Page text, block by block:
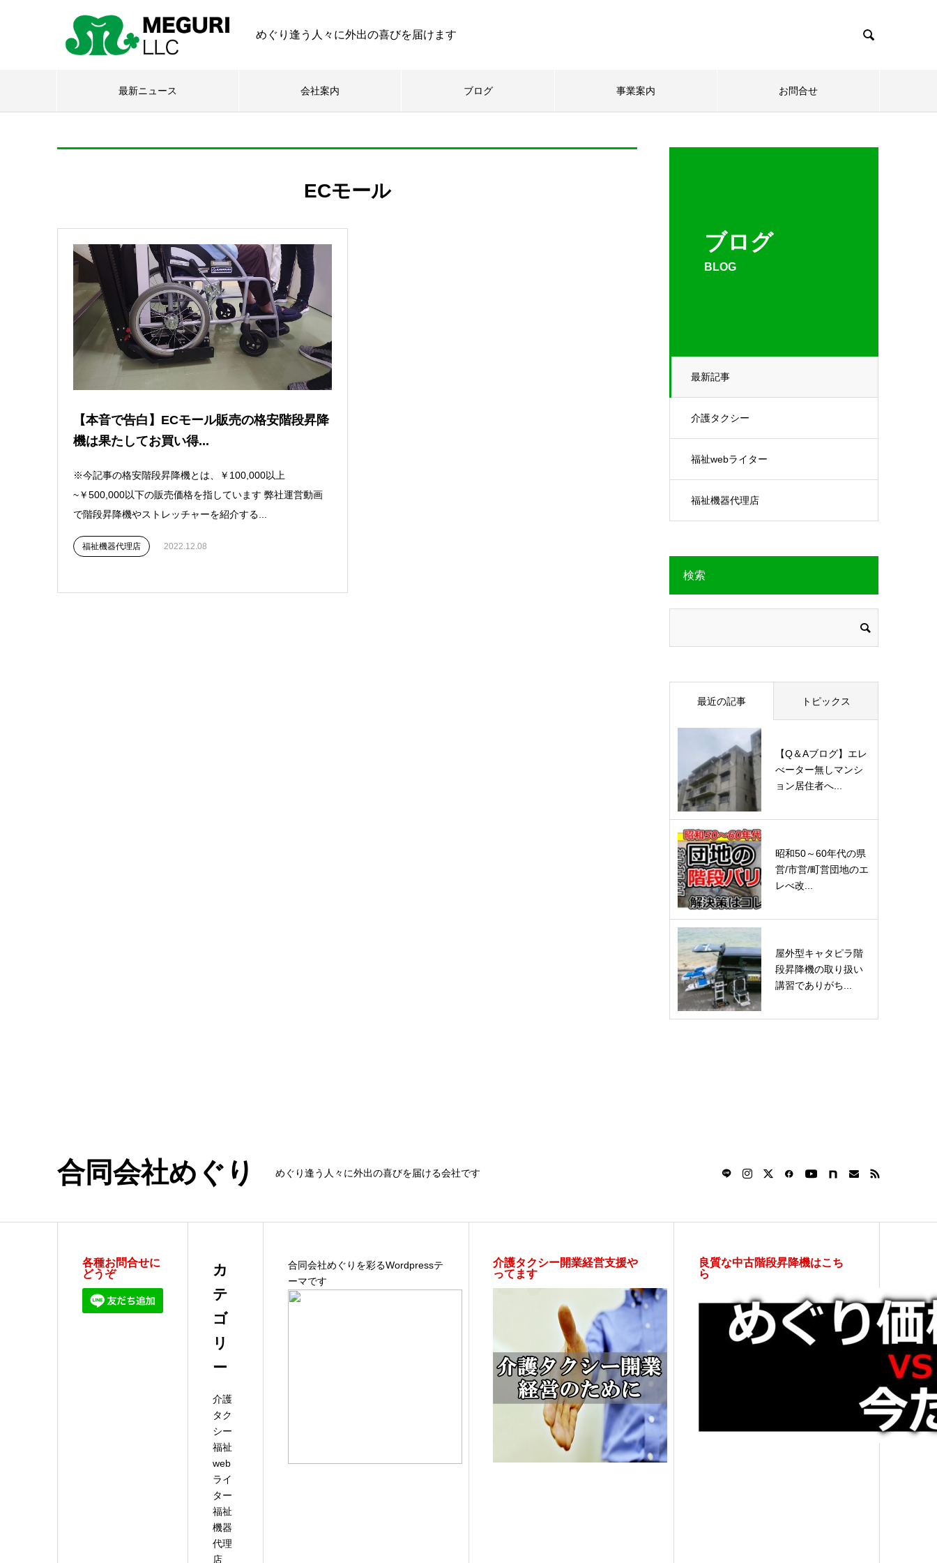
めぐり逢う人々に外出の喜びを届けます 
最新ニュース 会社案内 ブログ 事業案内 お問合せ
ブログ
BLOG
最新記事
介護タクシー
福祉webライター
福祉機器代理店
ECモール
【本音で告白】ECモール販売の格安階段昇降
機は果たしてお買い得...
※今記事の格安階段昇降機とは、￥100,000以上
~￥500,000以下の販売価格を指しています 弊社運営動画
で階段昇降機やストレッチャーを紹介する...
福祉機器代理店 2022.12.08
検索
最近の記事 トピックス
【Q＆Aブログ】エレ
べーター無しマンシ
ョン居住者へ...
昭和50～60年代の県
営/市営/町営団地のエ
レべ改...
屋外型キャタピラ階
段昇降機の取り扱い
講習でありがち...
合同会社めぐり めぐり逢う人々に外出の喜びを届ける会社です
各種お問合せに
どうぞ
カ
テ
ゴ
リ
ー
介護
タク
シー
福祉
web
ライ
ター
福祉
機器
代理
店
合同会社めぐりを彩るWordpressテ
ーマです
介護タクシー開業経営支援や
ってます
良質な中古階段昇降機はこち
ら